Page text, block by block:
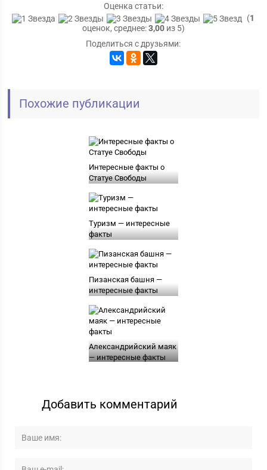
Оценка статьи:
(1
оценок, среднее:3,00из 5)
Поделиться с друзьями:
Похожие публикации
Интересные факты о
Статуе Свободы
Туризм — интересные
факты
Пизанская башня —
интересные факты
Александрийский маяк
— интересные факты
Добавить комментарий